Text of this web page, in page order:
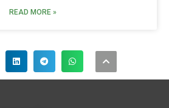
READ MORE »